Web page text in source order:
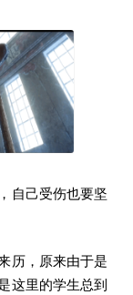
自己受伤也要坚
历，原来由于是
这里的学生总到